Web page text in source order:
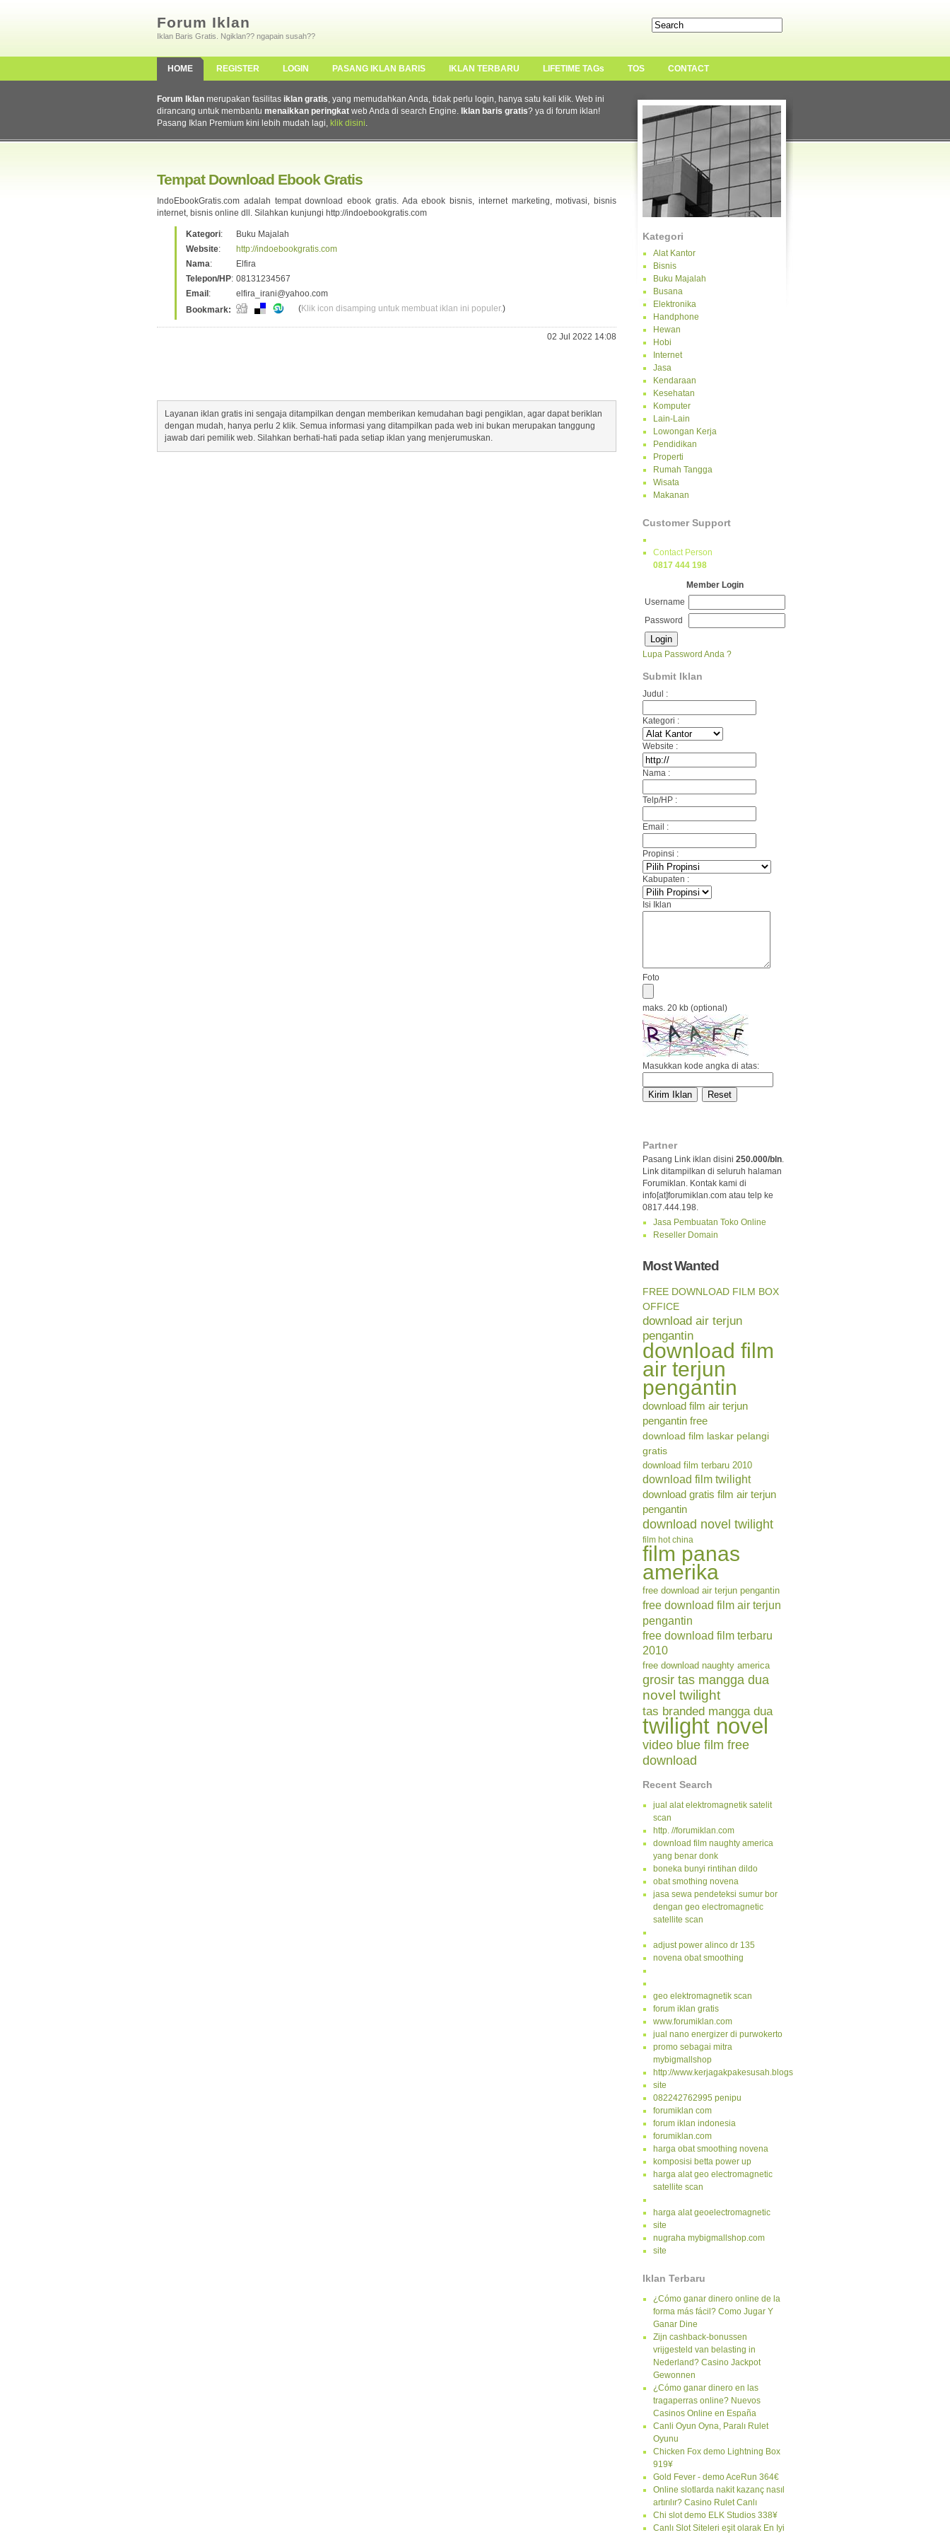
Forum Iklan
Iklan Baris Gratis. Ngiklan?? ngapain susah??
HOME REGISTER LOGIN PASANG IKLAN BARIS IKLAN TERBARU LIFETIME TAGs TOS CONTACT
Kategori
Alat Kantor
Bisnis
Buku Majalah
Busana
Elektronika
Handphone
Hewan
Hobi
Internet
Jasa
Kendaraan
Kesehatan
Komputer
Lain-Lain
Lowongan Kerja
Pendidikan
Properti
Rumah Tangga
Wisata
Makanan
Customer Support
Contact Person
0817 444 198
Member Login
Username
Password
Lupa Password Anda ?
Submit Iklan
Judul :
Kategori :
Website :
Nama :
Telp/HP :
Email :
Propinsi :
Kabupaten :
Isi Iklan
Foto
maks. 20 kb (optional)
Masukkan kode angka di atas:
Partner
Pasang Link iklan disini 250.000/bln.
Link ditampilkan di seluruh halaman
Forumiklan. Kontak kami di
info[at]forumiklan.com atau telp ke
0817.444.198.
Jasa Pembuatan Toko Online
Reseller Domain
Most Wanted
FREE DOWNLOAD FILM BOX
OFFICE
download air terjun
pengantin
download film
air terjun
pengantin
download film air terjun
pengantin free
download film laskar pelangi
gratis
download film terbaru 2010
download film twilight
download gratis film air terjun
pengantin
download novel twilight
film hot china
film panas
amerika
free download air terjun pengantin
free download film air terjun
pengantin
free download film terbaru
2010
free download naughty america
grosir tas mangga dua
novel twilight
tas branded mangga dua
twilight novel
video blue film free
download
Recent Search
jual alat elektromagnetik satelit
scan
http. //forumiklan.com
download film naughty america
yang benar donk
boneka bunyi rintihan dildo
obat smothing novena
jasa sewa pendeteksi sumur bor
dengan geo electromagnetic
satellite scan
adjust power alinco dr 135
novena obat smoothing
geo elektromagnetik scan
forum iklan gratis
www.forumiklan.com
jual nano energizer di purwokerto
promo sebagai mitra
mybigmallshop
http://www.kerjagakpakesusah.blogspot.com/
site
082242762995 penipu
forumiklan com
forum iklan indonesia
forumiklan.com
harga obat smoothing novena
komposisi betta power up
harga alat geo electromagnetic
satellite scan
harga alat geoelectromagnetic
site
nugraha mybigmallshop.com
site
Iklan Terbaru
¿Cómo ganar dinero online de la
forma más fácil? Como Jugar Y
Ganar Dine
Zijn cashback-bonussen
vrijgesteld van belasting in
Nederland? Casino Jackpot
Gewonnen
¿Cómo ganar dinero en las
tragaperras online? Nuevos
Casinos Online en España
Canli Oyun Oyna, Paralı Rulet
Oyunu
Chicken Fox demo Lightning Box
919¥
Gold Fever - demo AceRun 364€
Online slotlarda nakit kazanç nasıl
artırılır? Casino Rulet Canlı
Chi slot demo ELK Studios 338¥
Canlı Slot Siteleri eşit olarak En Iyi
Forum Iklan merupakan fasilitas iklan gratis, yang memudahkan Anda, tidak perlu login, hanya satu kali klik. Web ini
dirancang untuk membantu menaikkan peringkat web Anda di search Engine. Iklan baris gratis? ya di forum iklan!
Pasang Iklan Premium kini lebih mudah lagi, klik disini.
Tempat Download Ebook Gratis
IndoEbookGratis.com adalah tempat download ebook gratis. Ada ebook bisnis, internet marketing, motivasi, bisnis
internet, bisnis online dll. Silahkan kunjungi http://indoebookgratis.com
Kategori:
Buku Majalah
Website:
http://indoebookgratis.com
Nama:
Elfira
Telepon/HP: 08131234567
Email :
elfira_irani@yahoo.com
Bookmark:
(Klik icon disamping untuk membuat iklan ini populer.)
02 Jul 2022 14:08
Layanan iklan gratis ini sengaja ditampilkan dengan memberikan kemudahan bagi pengiklan, agar dapat beriklan
dengan mudah, hanya perlu 2 klik. Semua informasi yang ditampilkan pada web ini bukan merupakan tanggung
jawab dari pemilik web. Silahkan berhati-hati pada setiap iklan yang menjerumuskan.